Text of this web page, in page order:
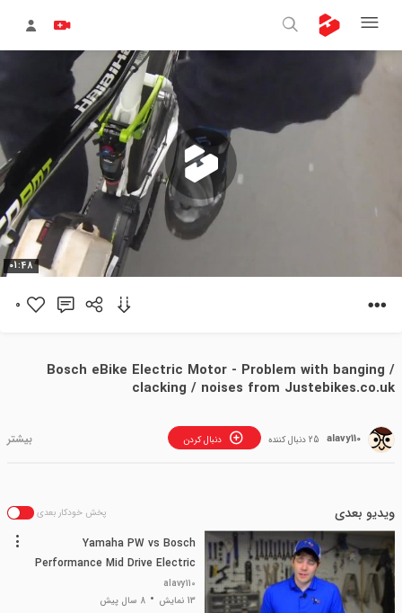
پخش
01:48
0
Bosch eBike Electric Motor - Problem with banging /
clacking / noises from Justebikes.co.uk
alavy110 دنبال کردن 25 دنبال کننده
ویدیو بعدی پخش خودکار بعدی
Yamaha PW vs Bosch
Performance Mid Drive Electric
Motor
alavy110
13 نمایش
8 سال پیش